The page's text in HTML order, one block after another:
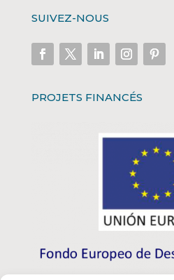
SUIVEZ-NOUS
PROJETS FINANCÉS